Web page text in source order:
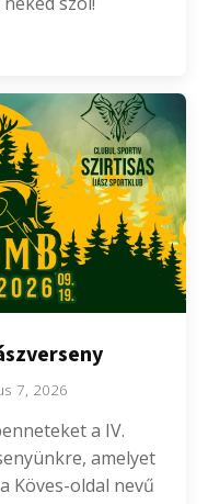
7, 2026
a IV.
amelyet
Köves-oldal nevű